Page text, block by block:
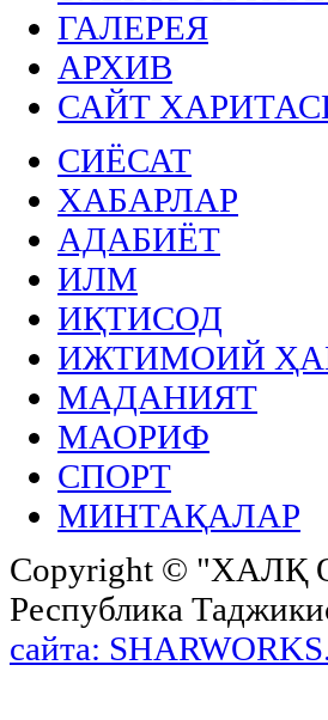
ГАЛЕРЕЯ
АРХИВ
САЙТ
СИЁСАТ
ХАБАРЛАР
АДАБИЁТ
ИЛМ
ИҚТИСОД
ИЖТИМОИЙ
МАДАНИЯТ
МАОРИФ
СПОРТ
МИНТАҚАЛАР
Copyright © "ХАЛҚ
Республика
сайта: